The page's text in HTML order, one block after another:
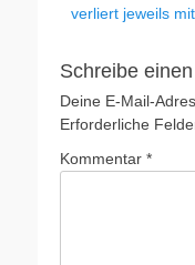
verliert jeweils
Schreibe
Deine E-Mail-
Erforderliche
Kommentar *